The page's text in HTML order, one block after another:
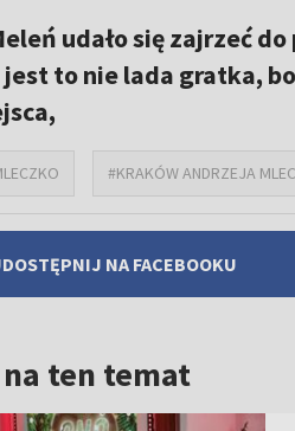
udało się zajrzeć
jest to nie lada gratka,
#KRAKÓW ANDRZEJA
NA FACEBOOKU
ten temat